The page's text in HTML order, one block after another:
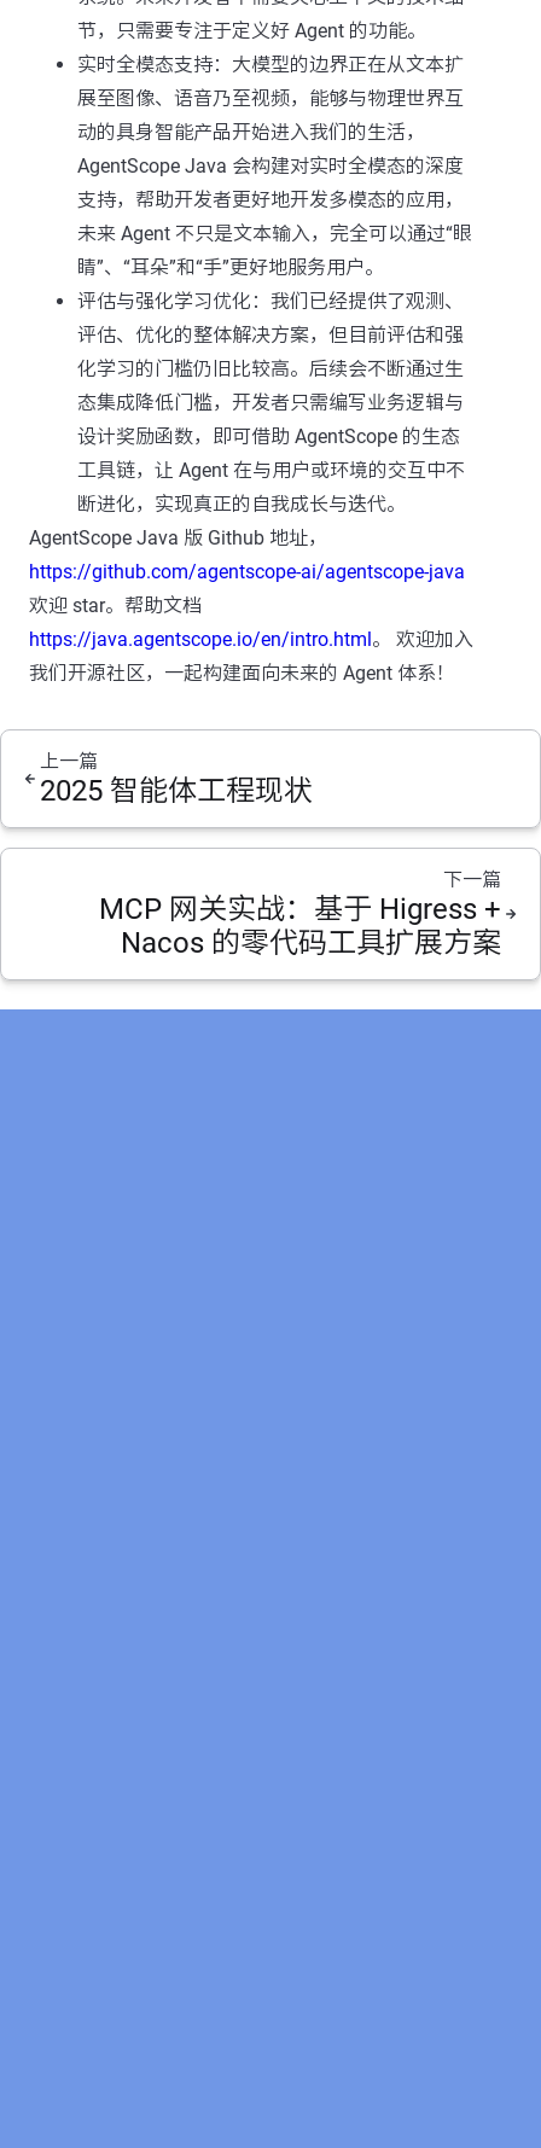
节，只需要专注于定义好 Agent 的功能。
实时全模态支持：大模型的边界正在从文本扩
展至图像、语音乃至视频，能够与物理世界互
动的具身智能产品开始进入我们的生活，
AgentScope Java 会构建对实时全模态的深度
支持，帮助开发者更好地开发多模态的应用，
未来 Agent 不只是文本输入，完全可以通过“眼
睛”、“耳朵”和“手”更好地服务用户。
评估与强化学习优化：我们已经提供了观测、
评估、优化的整体解决方案，但目前评估和强
化学习的门槛仍旧比较高。后续会不断通过生
态集成降低门槛，开发者只需编写业务逻辑与
设计奖励函数，即可借助 AgentScope 的生态
工具链，让 Agent 在与用户或环境的交互中不
断进化，实现真正的自我成长与迭代。
AgentScope Java 版 Github 地址，
https://github.com/agentscope-ai/agentscope-java
欢迎 star。帮助文档
https://java.agentscope.io/en/intro.html 。 欢迎加入
我们开源社区，一起构建面向未来的 Agent 体系！
上一篇
2025 智能体工程现状
下一篇
MCP 网关实战：基于 Higress +
Nacos 的零代码工具扩展方案